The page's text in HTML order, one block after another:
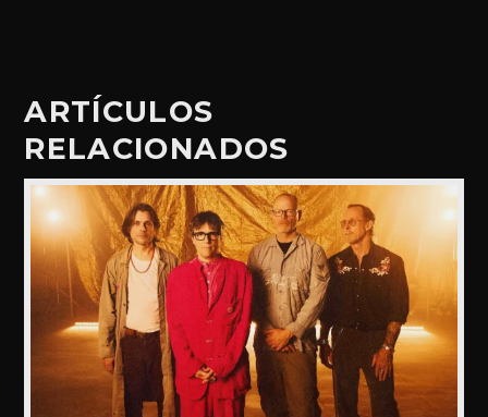
ARTÍCULOS
RELACIONADOS